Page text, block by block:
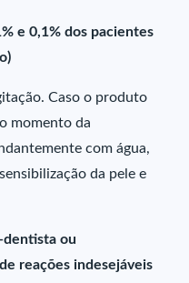
e 0,1% dos pacientes
Caso o produto
momento da
com água,
da pele e
dentista ou
reações indesejáveis